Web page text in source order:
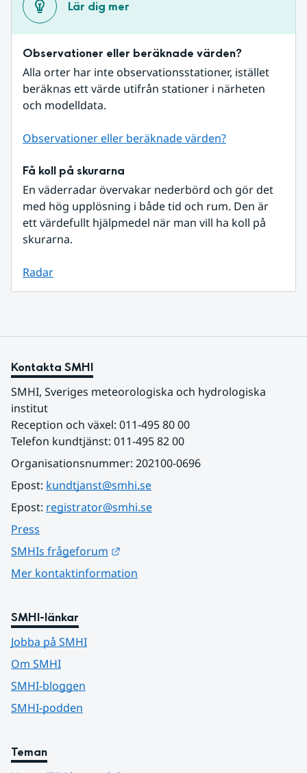
Lär dig mer
Observationer eller beräknade värden?
Alla orter har inte observationsstationer, istället
beräknas ett värde utifrån stationer i närheten
och modelldata.
Observationer eller beräknade värden?
Få koll på skurarna
En väderradar övervakar nederbörd och gör det
med hög upplösning i både tid och rum. Den är
ett värdefullt hjälpmedel när man vill ha koll på
skurarna.
Radar
Kontakta SMHI
SMHI, Sveriges meteorologiska och hydrologiska
institut
Reception och växel: 011-495 80 00
Telefon kundtjänst: 011-495 82 00
Organisationsnummer: 202100-0696
Epost: kundtjanst@smhi.se
Epost: registrator@smhi.se
Press
SMHIs frågeforum
Mer kontaktinformation
SMHI-länkar
Jobba på SMHI
Om SMHI
SMHI-bloggen
SMHI-podden
Teman